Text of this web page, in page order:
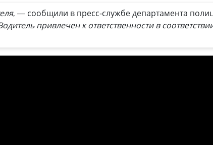
— сообщили в пресс-службе департамента
привлечен к ответственности в